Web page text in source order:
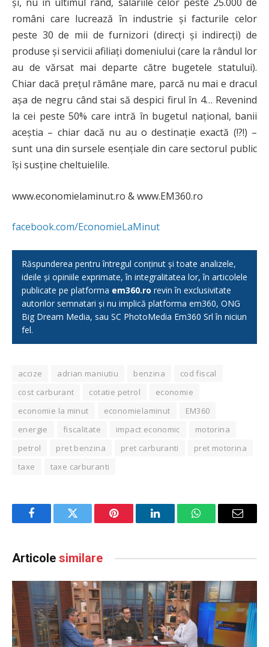
români care lucrează în industrie și facturile celor
peste 30 de mii de furnizori (direcți și indirecți) de
produse și servicii afiliați domeniului (care la rândul lor
au de vărsat mai departe către bugetele statului).
Chiar dacă prețul rămâne mare, parcă nu mai e dracul
aşa de negru când stai să despici firul în 4… Revenind
la cei peste 50% care intră în bugetul naţional, banii
aceștia – chiar dacă nu au o destinaţie exactă (!?!) –
sunt una din sursele esențiale din care sectorul public
își susține cheltuielile.
www.economielaminut.ro & www.EM360.ro
facebook.com/EconomieLaMinut
Răspunderea pentru întregul conținut și toate analizele,
ideile și opiniile exprimate, în integralitatea lor, în articolele
publicate pe platforma em360.ro revin în exclusivitate
autorilor semnatari și nu implică platforma em360, ONG
Big Dream Media, sau SC PhotoMedia Em360 Srl în niciun
fel.
accize adrian maniutiu benzina
cod fiscal
cost carburant
cotatie petrol
economie
economie la minut
economielaminut
EM360
energie
fiscalitate impact economic
motorina
petrol
pret benzina pret carburanti
pret motorina
taxe
taxe carburanti
FacebookTwitter Pinterest LinkedInWhatsAppEmail
Articole similare